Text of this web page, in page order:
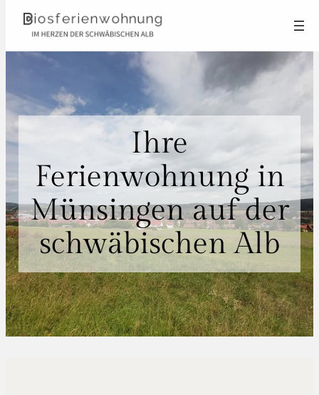
springen
Ihre
Ferienwohnung in
Münsingen auf der
schwäbischen Alb